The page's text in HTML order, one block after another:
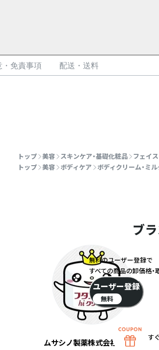
・免責事項 配送・送料
トップ 美容 スキンケア・基礎化粧品 フェイ
トップ
美容 ボディケア ボディクリーム・ミル
ブ
ムサシノ製薬株式会社
無料のユーザー登録で
すべての商品の卸価格・
ユーザー登録
無料
す